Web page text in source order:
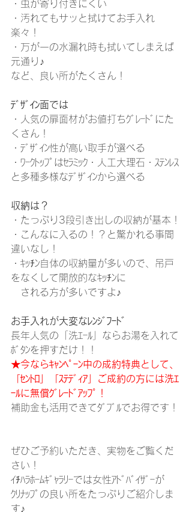
・虫が寄り付きにくい
・汚れてもサッと拭けてお手入れ
楽々！
・万が一の水漏れ時も拭いてしまえば
元通り♪
など、良い所がたくさん！
ﾃﾞｻﾞｲﾝ面では
・人気の扉面材がお値打ちｸﾞﾚｰﾄﾞにた
くさん！
・ﾃﾞｻﾞｲﾝ性が高い取手が選べる
・ﾜｰｸﾄｯﾌﾟはｾﾗﾐｯｸ・人工大理石・ｽﾃﾝﾚｽ
と多種多様なﾃﾞｻﾞｲﾝから選べる
収納は？
・たっぷり3段引き出しの収納が基本！
・こんなに入るの！？と驚かれる事間
違いなし！
・ｷｯﾁﾝ自体の収納量が多いので、吊戸
をなくして開放的なｷｯﾁﾝに
される方が多いですよ♪
お手入れが大変なﾚﾝｼﾞﾌｰﾄﾞ
長年人気の「洗ｴｰﾙ」ならお湯を入れて
ﾎﾞﾀﾝを押すだけ！！
★今ならｷｬﾝﾍﾟｰﾝ中の成約特典として、
「ｾﾝﾄﾛ」「ｽﾃﾃﾞｨｱ」ご成約の方には洗ｴ
ｰﾙに無償ｸﾞﾚｰﾄﾞｱｯﾌﾟ！
補助金も活用できてﾀﾞﾌﾞﾙでお得です！
ぜひご予約いただき、実物をご覧くだ
さい！
ｲﾁﾊﾗﾎｰﾑｷﾞｬﾗﾘｰでは女性ｱﾄﾞﾊﾞｲｻﾞｰが
ｸﾘﾅｯﾌﾟの良い所をたっぷりご紹介しま
す♪